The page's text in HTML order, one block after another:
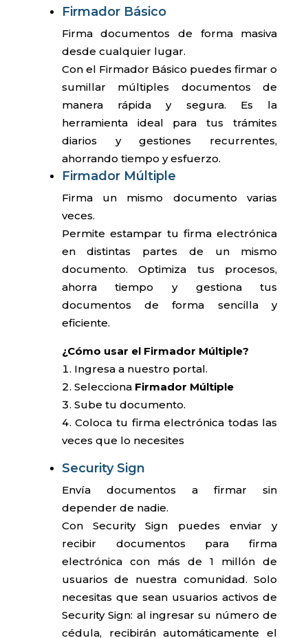
Firmador Básico
Firma documentos de forma masiva
desde cualquier lugar.
Con el Firmador Básico puedes firmar o
sumillar múltiples documentos de
manera rápida y segura. Es la
herramienta ideal para tus trámites
diarios y gestiones recurrentes,
ahorrando tiempo y esfuerzo.
Firmador Múltiple
Firma un mismo documento varias
veces.
Permite estampar tu firma electrónica
en distintas partes de un mismo
documento. Optimiza tus procesos,
ahorra tiempo y gestiona tus
documentos de forma sencilla y
eficiente.
¿Cómo usar el Firmador Múltiple?
Ingresa a nuestro portal.
Selecciona Firmador Múltiple
Sube tu documento.
Coloca tu firma electrónica todas las
veces que lo necesites
Security Sign
Envía documentos a firmar sin
depender de nadie.
Con Security Sign puedes enviar y
recibir documentos para firma
electrónica con más de 1 millón de
usuarios de nuestra comunidad. Solo
necesitas que sean usuarios activos de
Security Sign: al ingresar su número de
cédula, recibirán automáticamente el